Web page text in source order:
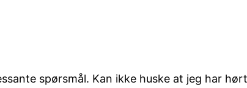
spørsmål. Kan ikke huske at jeg har